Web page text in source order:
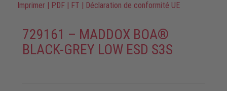
Imprimer | PDF | FT | Déclaration de conformité UE
729161 – MADDOX BOA®
BLACK-GREY LOW ESD S3S